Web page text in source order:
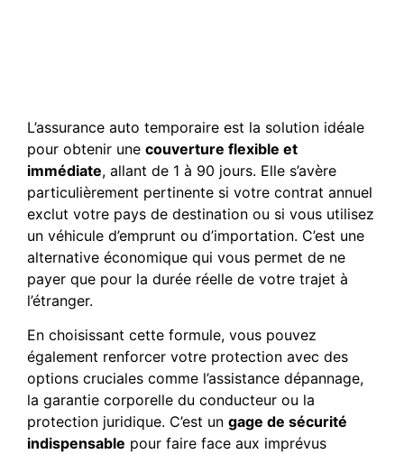
L’assurance auto temporaire est la solution idéale
pour obtenir une couverture flexible et
immédiate, allant de 1 à 90 jours. Elle s’avère
particulièrement pertinente si votre contrat annuel
exclut votre pays de destination ou si vous utilisez
un véhicule d’emprunt ou d’importation. C’est une
alternative économique qui vous permet de ne
payer que pour la durée réelle de votre trajet à
l’étranger.
En choisissant cette formule, vous pouvez
également renforcer votre protection avec des
options cruciales comme l’assistance dépannage,
la garantie corporelle du conducteur ou la
protection juridique. C’est un gage de sécurité
indispensable pour faire face aux imprévus